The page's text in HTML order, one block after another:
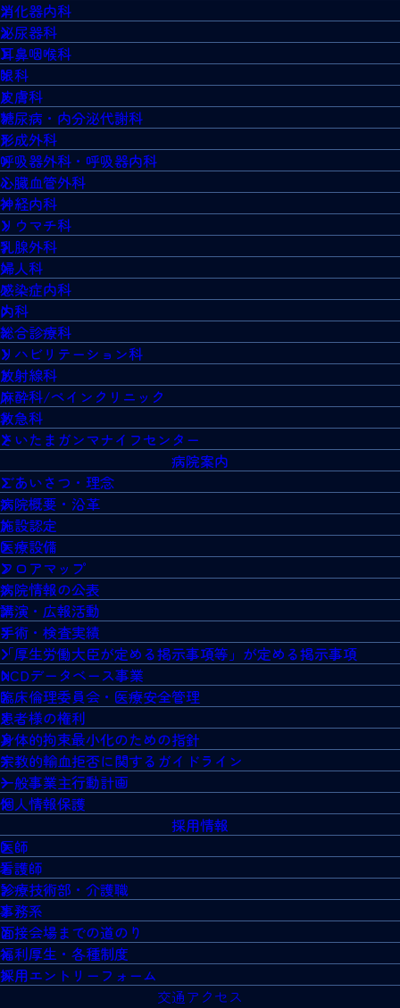
消化器内科
泌尿器科
耳鼻咽喉科
眼科
皮膚科
糖尿病・内分泌代謝科
形成外科
呼吸器外科・呼吸器内科
心臓血管外科
神経内科
リウマチ科
乳腺外科
婦人科
感染症内科
内科
総合診療科
リハビリテーション科
放射線科
麻酔科/ペインクリニック
救急科
さいたまガンマナイフセンター
病院案内
ごあいさつ・理念
病院概要・沿革
施設認定
医療設備
フロアマップ
病院情報の公表
講演・広報活動
手術・検査実績
「厚生労働大臣が定める掲示事項等」が定める掲示事項
NCDデータベース事業
臨床倫理委員会・医療安全管理
患者様の権利
身体的拘束最小化のための指針
宗教的輸血拒否に関するガイドライン
一般事業主行動計画
個人情報保護
採用情報
医師
看護師
診療技術部・介護職
事務系
面接会場までの道のり
福利厚生・各種制度
採用エントリーフォーム
交通アクセス